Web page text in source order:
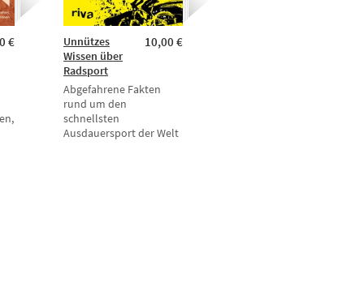
€ 10,00 €
Unnützes
Wissen über
Radsport
Abgefahrene Fakten
rund um den
schnellsten
Ausdauersport der Welt